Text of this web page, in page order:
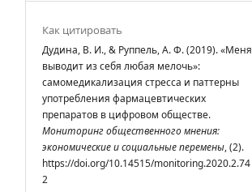
Как цитировать
Дудина, В. И., & Руппель, А. Ф. (2019). «Меня
выводит из себя любая мелочь»:
самомедикализация стресса и паттерны
употребления фармацевтических
препаратов в цифровом обществе.
Мониторинг общественного мнения:
экономические и социальные перемены, (2).
https://doi.org/10.14515/monitoring.2020.2.74
2